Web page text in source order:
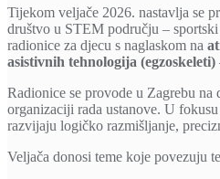
Tijekom veljače 2026. nastavlja se
društvo u STEM području –
radionice za djecu s naglaskom na
asistivnih tehnologija (egzoskeleti)
Radionice se provode u Zagrebu na
organizaciji rada ustanove. U
razvijaju logičko razmišljanje,
Veljača donosi teme koje povezuju